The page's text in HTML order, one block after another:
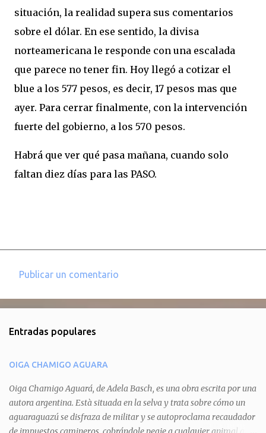
situación, la realidad supera sus comentarios
sobre el dólar. En ese sentido, la divisa
norteamericana le responde con una escalada
que parece no tener fin. Hoy llegó a cotizar el
blue a los 577 pesos, es decir, 17 pesos mas que
ayer. Para cerrar finalmente, con la intervención
fuerte del gobierno, a los 570 pesos.
Habrá que ver qué pasa mañana, cuando solo
faltan diez días para las PASO.
e
t
a
r
i
Publicar un comentario
Entradas populares
OIGA CHAMIGO AGUARA
Oiga Chamigo Aguará, de Adela Basch, es una obra escrita por una
autora argentina. Està situada en la selva y trata sobre cómo un
aguaraguazú se disfraza de militar y se autoproclama recaudador